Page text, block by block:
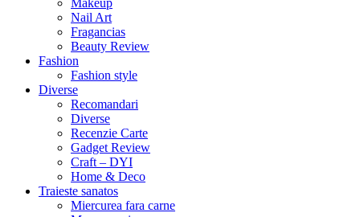
Nail Art
Fragancias
Beauty Review
Fashion
Fashion style
Diverse
Recomandari
Diverse
Recenzie Carte
Gadget Review
Craft – DYI
Home & Deco
Traieste sanatos
Miercurea fara carne